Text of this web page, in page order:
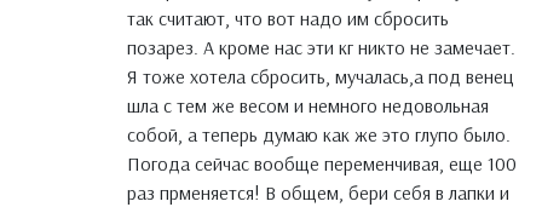
так считают, что вот надо им сбросить
позарез. А кроме нас эти кг никто не замечает.
Я тоже хотела сбросить, мучалась,а под венец
шла с тем же весом и немного недовольная
собой, а теперь думаю как же это глупо было.
Погода сейчас вообще переменчивая, еще 100
раз прменяется! В общем, бери себя в лапки и